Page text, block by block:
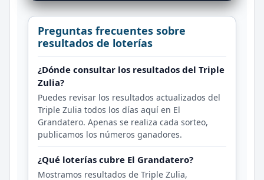
Preguntas frecuentes sobre
resultados de loterías
¿Dónde consultar los resultados del Triple
Zulia?
Puedes revisar los resultados actualizados del
Triple Zulia todos los días aquí en El
Grandatero. Apenas se realiza cada sorteo,
publicamos los números ganadores.
¿Qué loterías cubre El Grandatero?
Mostramos resultados de Triple Zulia,